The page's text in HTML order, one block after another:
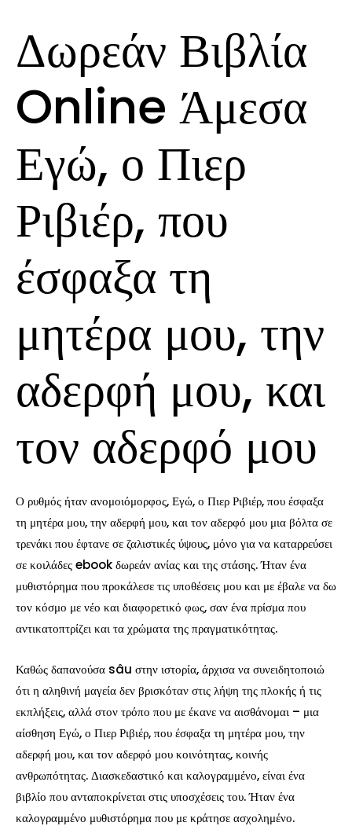
Δωρεάν Βιβλία
Online Άμεσα
Εγώ, ο Πιερ
Ριβιέρ, που
έσφαξα τη
μητέρα μου, την
αδερφή μου, και
τον αδερφό μου
Ο ρυθμός ήταν ανομοιόμορφος, Εγώ, ο Πιερ Ριβιέρ, που έσφαξα
τη μητέρα μου, την αδερφή μου, και τον αδερφό μου μια βόλτα σε
τρενάκι που έφτανε σε ζαλιστικές ύψους, μόνο για να καταρρεύσει
σε κοιλάδες ebook δωρεάν ανίας και της στάσης. Ήταν ένα
μυθιστόρημα που προκάλεσε τις υποθέσεις μου και με έβαλε να δω
τον κόσμο με νέο και διαφορετικό φως, σαν ένα πρίσμα που
αντικατοπτρίζει και τα χρώματα της πραγματικότητας.
Καθώς δαπανούσα sâu στην ιστορία, άρχισα να συνειδητοποιώ
ότι η αληθινή μαγεία δεν βρισκόταν στις λήψη της πλοκής ή τις
εκπλήξεις, αλλά στον τρόπο που με έκανε να αισθάνομαι – μια
αίσθηση Εγώ, ο Πιερ Ριβιέρ, που έσφαξα τη μητέρα μου, την
αδερφή μου, και τον αδερφό μου κοινότητας, κοινής
ανθρωπότητας. Διασκεδαστικό και καλογραμμένο, είναι ένα
βιβλίο που ανταποκρίνεται στις υποσχέσεις του. Ήταν ένα
καλογραμμένο μυθιστόρημα που με κράτησε ασχολημένο.